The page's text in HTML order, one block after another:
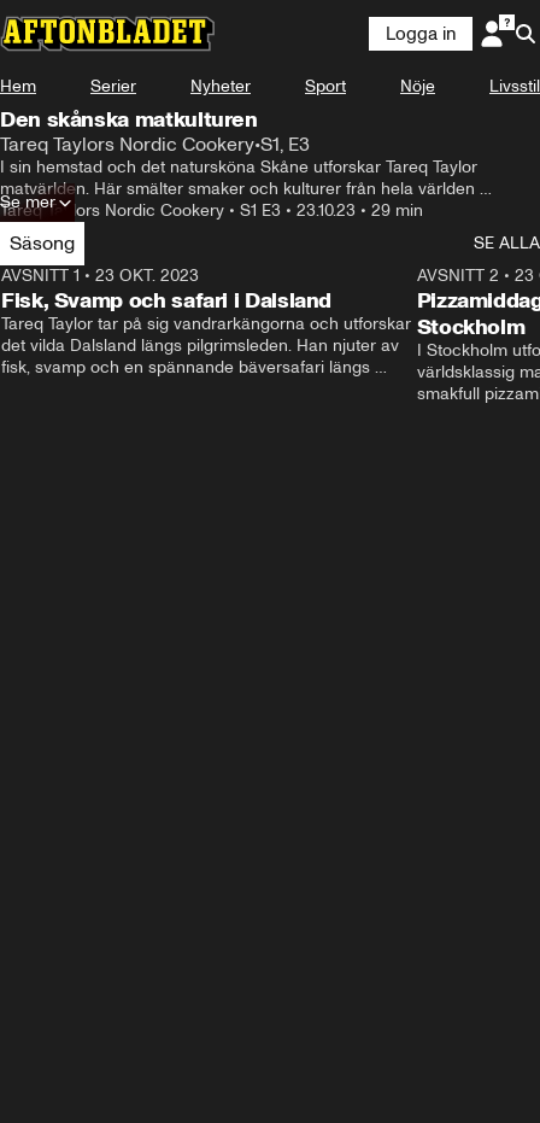
Logga in
Hem Serier Nyheter Sport Nöje Livsstil
Den skånska matkulturen
Tareq Taylors Nordic Cookery•S1, E3
I sin hemstad och det natursköna Skåne utforskar Tareq Taylor
matvärlden. Här smälter smaker och kulturer från hela världen
samman och ger upphov till spännande gastronomiska upplevelser.
Tareq Taylors Nordic Cookery • S1 E3 • 23.10.23 • 29 min
Se mer
Säsong
SE ALLA
AVSNITT 1 • 23 OKT. 2023
Fisk, Svamp och safari i Dalsland
Tareq Taylor tar på sig vandrarkängorna och utforskar
det vilda Dalsland längs pilgrimsleden. Han njuter av
fisk, svamp och en spännande bäversafari längs
AVSNITT 2 • 23
Stockholm
I Stockholm
världsklassig
smakfull